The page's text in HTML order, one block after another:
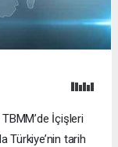
İçişleri
Türkiye’nin tarih